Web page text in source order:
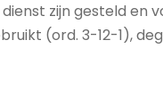
zijn gesteld en
(ord. 3-12-1),